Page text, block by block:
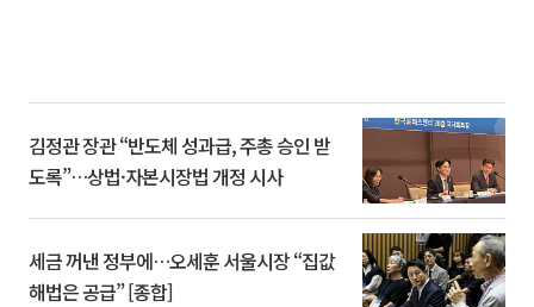
김정관 장관 “반도체 성과급, 주총 승인 받
도록”…상법·자본시장법 개정 시사
세금 꺼낸 정부에…오세훈 서울시장 “집값
해법은 공급” [종합]